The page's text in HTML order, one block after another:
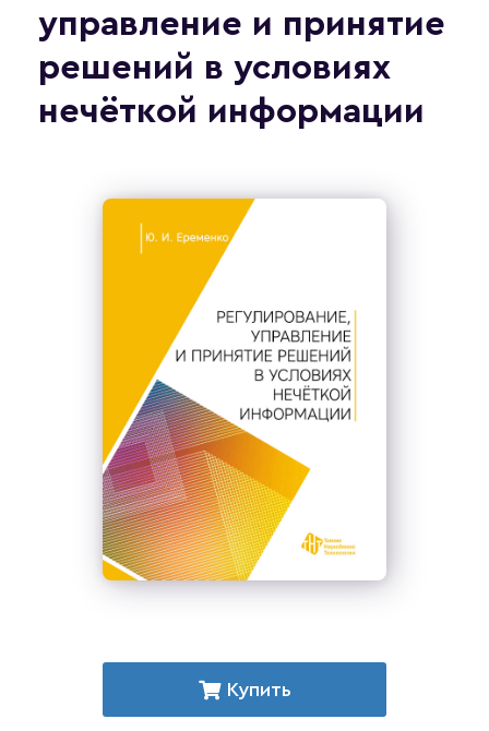
управление и принятие
решений в условиях
нечёткой информации
Купить